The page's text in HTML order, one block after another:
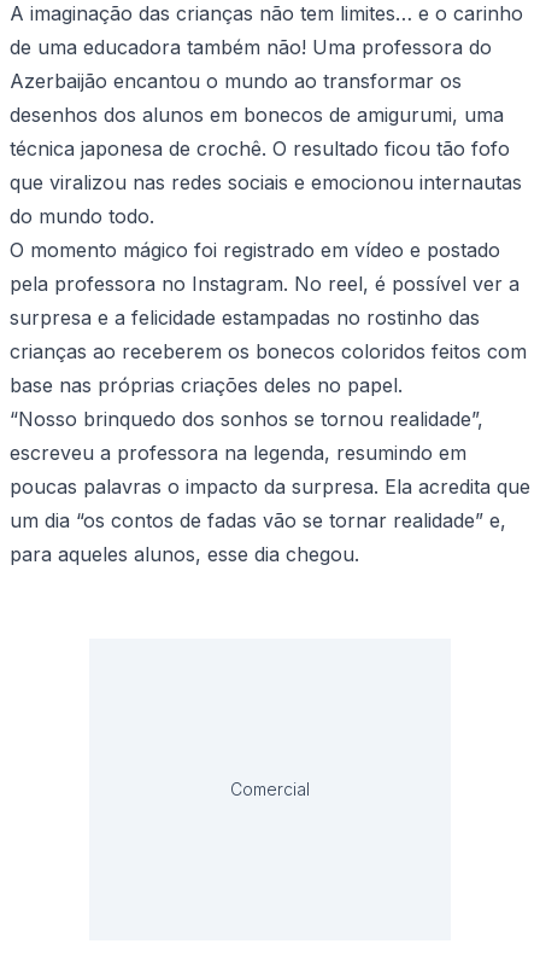
A imaginação das crianças não tem limites… e o carinho
de uma educadora também não! Uma professora do
Azerbaijão encantou o mundo ao transformar os
desenhos dos alunos em bonecos de amigurumi, uma
técnica japonesa de crochê. O resultado ficou tão fofo
que viralizou nas redes sociais e emocionou internautas
do mundo todo.
O momento mágico foi registrado em vídeo e postado
pela professora no Instagram. No reel, é possível ver a
surpresa e a felicidade estampadas no rostinho das
crianças ao receberem os bonecos coloridos feitos com
base nas próprias criações deles no papel.
“Nosso brinquedo dos sonhos se tornou realidade”,
escreveu a professora na legenda, resumindo em
poucas palavras o impacto da surpresa. Ela acredita que
um dia “os contos de fadas vão se tornar realidade” e,
para aqueles alunos, esse dia chegou.
Comercial